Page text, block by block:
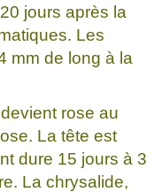
jours après la
Les
mm de long à la
rose au
La tête est
dure 15 jours à 3
La chrysalide,